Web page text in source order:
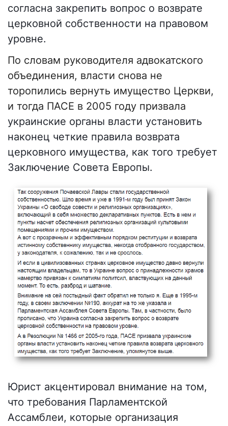
согласна закрепить вопрос о возврате
церковной собственности на правовом
уровне.
По словам руководителя адвокатского
объединения, власти снова не
торопились вернуть имущество Церкви,
и тогда ПАСЕ в 2005 году призвала
украинские органы власти установить
наконец четкие правила возврата
церковного имущества, как того требует
Заключение Совета Европы.
Юрист акцентировал внимание на том,
что требования Парламентской
Ассамблеи, которые организация